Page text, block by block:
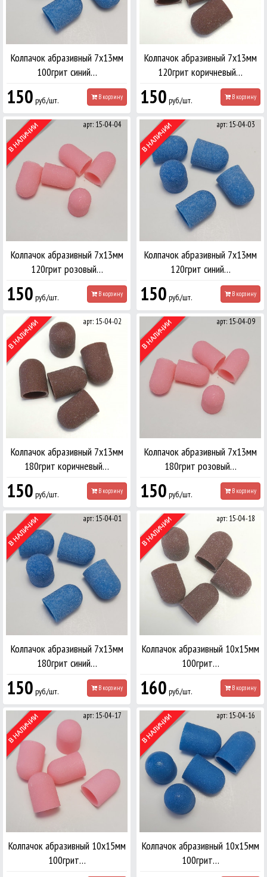
Колпачок абразивный 7х13мм
100грит синий…
150 руб./шт. В корзину
Колпачок абразивный 7х13мм
120грит коричневый…
150 руб./шт. В корзину
арт: 15-04-04
Колпачок абразивный 7х13мм
120грит розовый…
150 руб./шт. В корзину
арт: 15-04-03
Колпачок абразивный 7х13мм
120грит синий…
150 руб./шт. В корзину
арт: 15-04-02
Колпачок абразивный 7х13мм
180грит коричневый…
150 руб./шт. В корзину
арт: 15-04-09
Колпачок абразивный 7х13мм
180грит розовый…
150 руб./шт. В корзину
арт: 15-04-01
Колпачок абразивный 7х13мм
180грит синий…
150 руб./шт. В корзину
арт: 15-04-18
Колпачок абразивный 10х15мм
100грит…
160 руб./шт. В корзину
арт: 15-04-17
Колпачок абразивный 10х15мм
100грит…
арт: 15-04-16
Колпачок абразивный 10х15мм
100грит…